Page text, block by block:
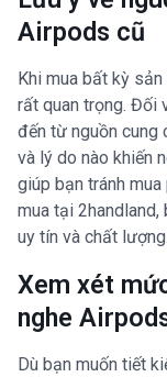
Airpods cũ
Khi mua bất kỳ
rất quan trọng. Đối
đến từ nguồn cung
và lý do nào khiến
giúp bạn tránh
mua tại
uy tín và chất lượng.
Xem xét
nghe
Dù bạn muốn tiết